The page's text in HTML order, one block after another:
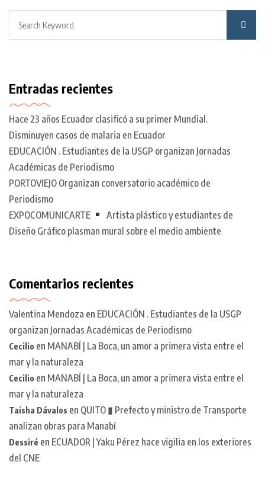
Entradas recientes
Hace 23 años Ecuador clasificó a su primer Mundial.
Disminuyen casos de malaria en Ecuador
EDUCACIÓN . Estudiantes de la USGP organizan Jornadas
Académicas de Periodismo
PORTOVIEJO Organizan conversatorio académico de
Periodismo
EXPOCOMUNICARTE
Artista plástico y estudiantes de
Diseño Gráfico plasman mural sobre el medio ambiente
Comentarios recientes
Valentina Mendoza en EDUCACIÓN . Estudiantes de la USGP
organizan Jornadas Académicas de Periodismo
Cecilio en MANABÍ | La Boca, un amor a primera vista entre el
mar y la naturaleza
Cecilio en MANABÍ | La Boca, un amor a primera vista entre el
mar y la naturaleza
Taisha Dávalos en QUITO ▮ Prefecto y ministro de Transporte
analizan obras para Manabí
Dessiré en ECUADOR | Yaku Pérez hace vigilia en los exteriores
del CNE